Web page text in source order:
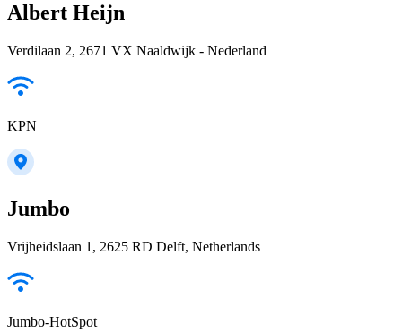
Albert Heijn
Verdilaan 2, 2671 VX Naaldwijk - Nederland
KPN
Jumbo
Vrijheidslaan 1, 2625 RD Delft, Netherlands
Jumbo-HotSpot